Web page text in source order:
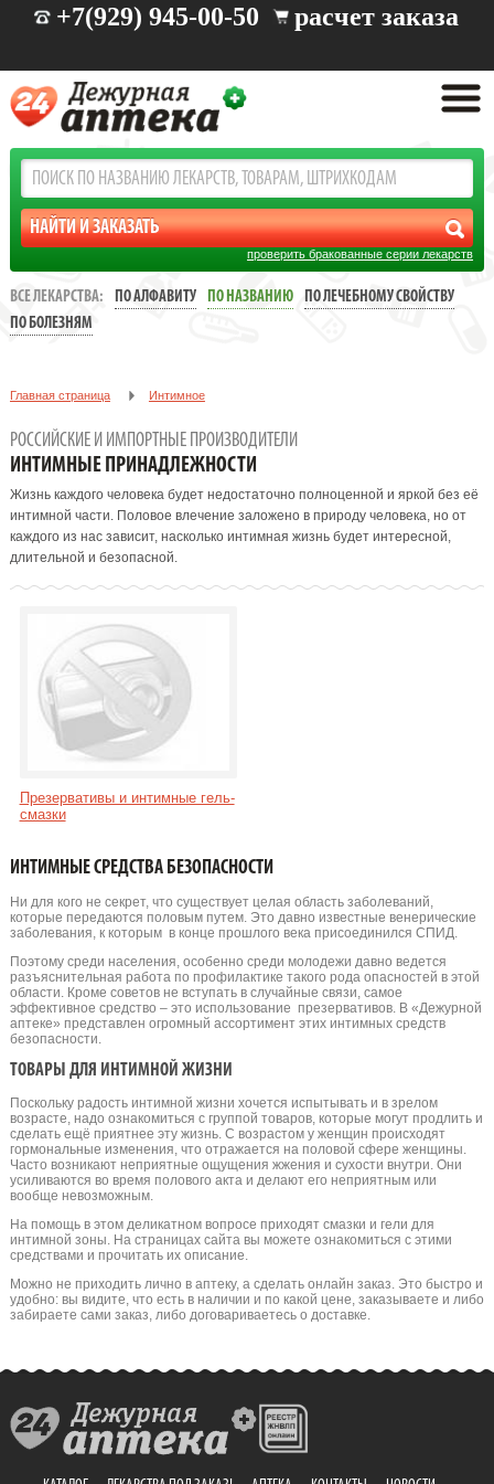
+7(929) 945-00-50 расчет заказа
проверить бракованные серии лекарств
ВСЕ ЛЕКАРСТВА: ПО АЛФАВИТУ ПО НАЗВАНИЮ
ПО ЛЕЧЕБНОМУ СВОЙСТВУ
ПО БОЛЕЗНЯМ
Главная страница Интимное
РОССИЙСКИЕ И ИМПОРТНЫЕ ПРОИЗВОДИТЕЛИ
ИНТИМНЫЕ ПРИНАДЛЕЖНОСТИ
Жизнь каждого человека будет недостаточно полноценной и яркой без её
интимной части. Половое влечение заложено в природу человека, но от
каждого из нас зависит, насколько интимная жизнь будет интересной,
длительной и безопасной.
Презервативы и интимные гель-
смазки
ИНТИМНЫЕ СРЕДСТВА БЕЗОПАСНОСТИ
Ни для кого не секрет, что существует целая область заболеваний,
которые передаются половым путем. Это давно известные венерические
заболевания, к которым в конце прошлого века присоединился СПИД.
Поэтому среди населения, особенно среди молодежи давно ведется
разъяснительная работа по профилактике такого рода опасностей в этой
области. Кроме советов не вступать в случайные связи, самое
эффективное средство – это использование презервативов. В «Дежурной
аптеке» представлен огромный ассортимент этих интимных средств
безопасности.
ТОВАРЫ ДЛЯ ИНТИМНОЙ ЖИЗНИ
Поскольку радость интимной жизни хочется испытывать и в зрелом
возрасте, надо ознакомиться с группой товаров, которые могут продлить и
сделать ещё приятнее эту жизнь. С возрастом у женщин происходят
гормональные изменения, что отражается на половой сфере женщины.
Часто возникают неприятные ощущения жжения и сухости внутри. Они
усиливаются во время полового акта и делают его неприятным или
вообще невозможным.
На помощь в этом деликатном вопросе приходят смазки и гели для
интимной зоны. На страницах сайта вы можете ознакомиться с этими
средствами и прочитать их описание.
Можно не приходить лично в аптеку, а сделать онлайн заказ. Это быстро и
удобно: вы видите, что есть в наличии и по какой цене, заказываете и либо
забираете сами заказ, либо договариваетесь о доставке.